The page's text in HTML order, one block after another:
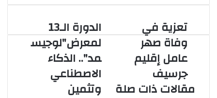
الدورة
الـ13
لمعرض"لوجيسمد"..
الذكاء
وتثمين
المعطيات
رافعتان
الدورة الـ13
لمعرض"لوجيس
مد".. الذكاء
الاصطناعي
وتثمين
تعزية
في
وفاة
صهر
إقليم
جرسيف
تعزية في
وفاة صهر
عامل إقليم
جرسيف
مقالات ذات صلة